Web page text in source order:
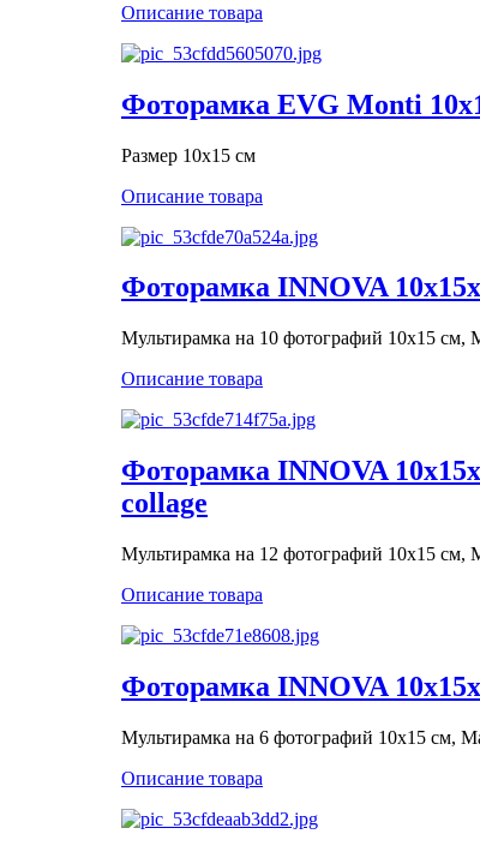
Описание товара
Фоторамка EVG Monti
Размер 10х15 см
Описание товара
Фоторамка INNOVA
Мультирамка на 10 фотографий 10х15 см,
Описание товара
Фоторамка INNOVA
collage
Мультирамка на 12 фотографий 10х15 см,
Описание товара
Фоторамка INNOVA
Мультирамка на 6 фотографий 10х15 см,
Описание товара